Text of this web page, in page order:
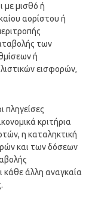
με μισθό ή
αορίστου ή
των
ή
εισφορών,
πληγείσες
κριτήρια
η καταληκτική
και των δόσεων
κάθε άλλη αναγκαία